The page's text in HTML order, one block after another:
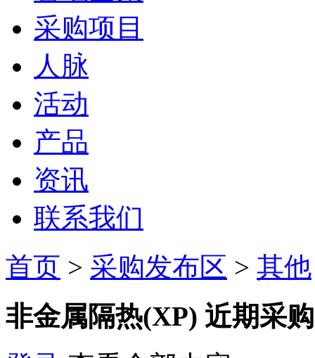
采购项目
人脉
活动
产品
资讯
联系我们
首页 > 采购发布区 > 其他
非金属隔热(XP) 近期采购